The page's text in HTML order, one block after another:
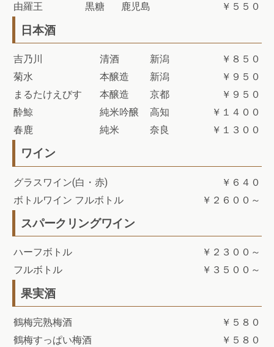
由羅王
黒糖 鹿児島 ￥５５０
日本酒
吉乃川 清酒 新潟
￥８５０
菊水
本醸造 新潟
￥９５０
まるたけえびす
本醸造 京都
￥９５０
酔鯨
純米吟醸 高知
￥１４００
春鹿
純米 奈良 ￥１３００
ワイン
グラスワイン(白・赤)
￥６４０
ボトルワイン フルボトル
￥２６００～
スパークリングワイン
ハーフボトル
￥２３００～
フルボトル
￥３５００～
果実酒
鶴梅完熟梅酒
￥５８０
鶴梅すっぱい梅酒
￥５８０